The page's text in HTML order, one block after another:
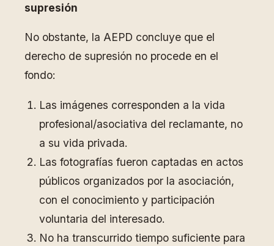
supresión
No obstante, la AEPD concluye que el
derecho de supresión no procede en el
fondo:
Las imágenes corresponden a la vida
profesional/asociativa del reclamante, no
a su vida privada.
Las fotografías fueron captadas en actos
públicos organizados por la asociación,
con el conocimiento y participación
voluntaria del interesado.
No ha transcurrido tiempo suficiente para